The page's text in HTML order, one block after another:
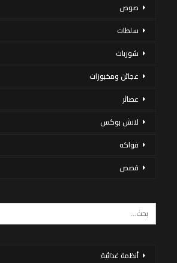
صوص
سلطات
شوربات
عجائن ومخبوزات
عصائر
لانش بوكس
فواكه
قصص
أنظمة غذائية